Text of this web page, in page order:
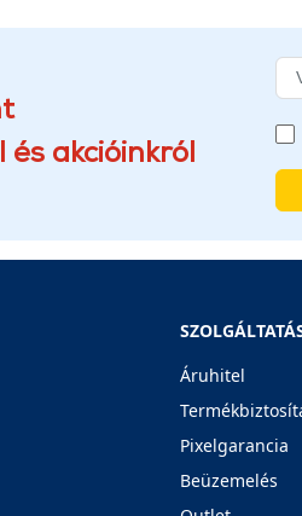
akcióinkról
Áruhitel
Pixelgarancia
Beüzemelés